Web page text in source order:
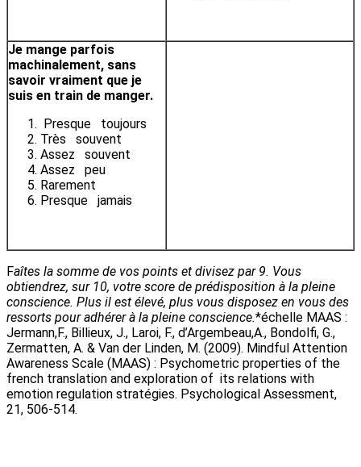
Je mange parfois
machinalement, sans
savoir vraiment que je
suis en train de manger.
Presque toujours
Très souvent
Assez souvent
Assez peu
Rarement
Presque jamais
Faîtes la somme de vos points et divisez par 9. Vous
obtiendrez, sur 10, votre score de prédisposition à la pleine
conscience. Plus il est élevé, plus vous disposez en vous des
ressorts pour adhérer à la pleine conscience.*échelle MAAS :
Jermann,F., Billieux, J., Laroi, F., d’Argembeau,A., Bondolfi, G.,
Zermatten, A. & Van der Linden, M. (2009). Mindful Attention
Awareness Scale (MAAS) : Psychometric properties of the
french translation and exploration of its relations with
emotion regulation stratégies. Psychological Assessment,
21, 506-514.